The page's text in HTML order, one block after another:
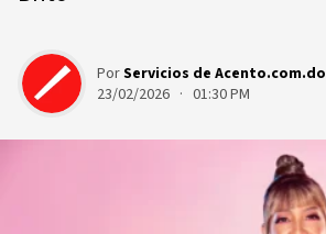
PorServicios de Acento.com.do
23/02/2026 · 01:30 PM